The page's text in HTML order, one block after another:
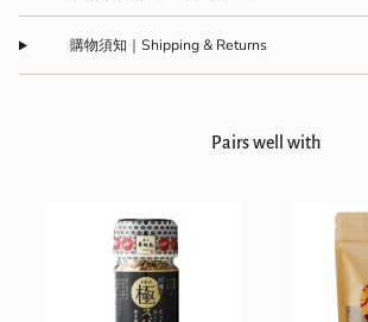
購物須知｜Shipping & Returns
Pairs well with